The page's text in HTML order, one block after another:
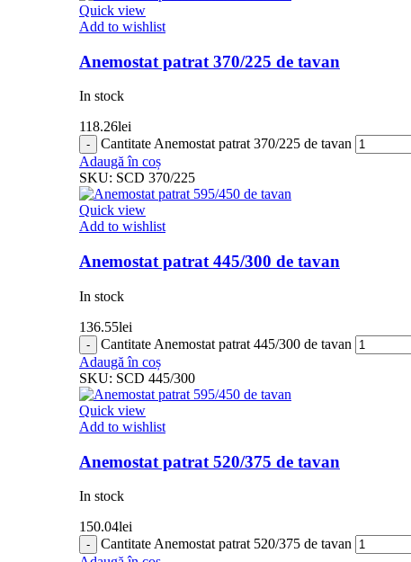
Quick view
Add to wishlist
Anemostat patrat 370/225 de tavan
In stock
118.26lei
Cantitate Anemostat patrat 370/225 de tavan
Adaugă în coș
SKU: SCD 370/225
Quick view
Add to wishlist
Anemostat patrat 445/300 de tavan
In stock
136.55lei
Cantitate Anemostat patrat 445/300 de tavan
Adaugă în coș
SKU: SCD 445/300
Quick view
Add to wishlist
Anemostat patrat 520/375 de tavan
In stock
150.04lei
Cantitate Anemostat patrat 520/375 de tavan